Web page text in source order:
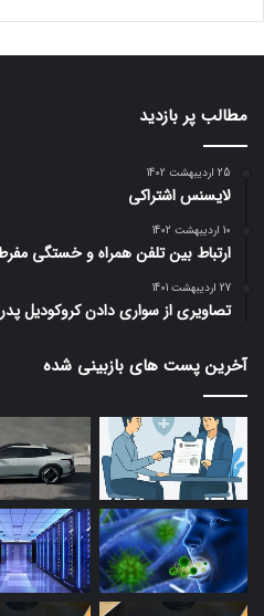
مطالب پر بازدید
25 اردیبهشت 1402
لایسنس اشتراکی
10 اردیبهشت 1402
ارتباط بین تلفن همراه و خستگی
27 اردیبهشت 1401
تصاویری از سواری دادن کروکودیل
آخرین پست های بازبینی شده